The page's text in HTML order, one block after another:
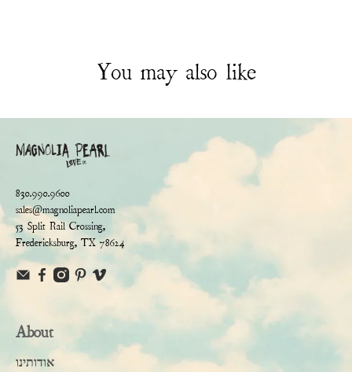
You may also like
830.990.9600
sales@magnoliapearl.com
53 Split Rail Crossing,
Fredericksburg, TX 78624
About
אודותינו